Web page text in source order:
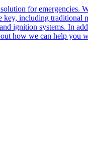
for emergencies.
key, including traditional
ignition systems. In
how we can help you